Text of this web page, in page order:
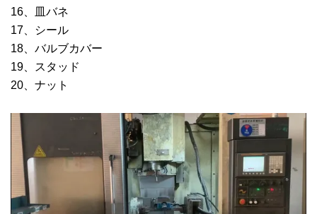
16、皿バネ
17、シール
18、バルブカバー
19、スタッド
20、ナット